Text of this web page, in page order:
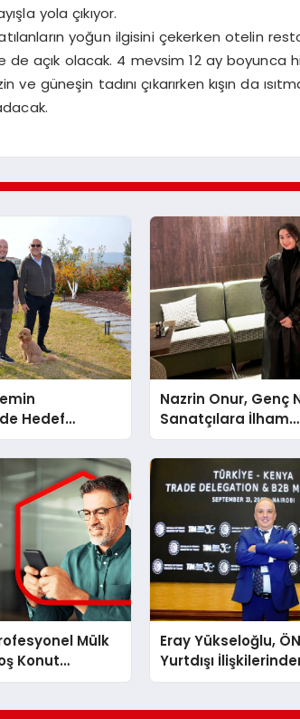
yola çıkıyor.
yoğun ilgisini çekerken otelin
de açık olacak. 4 mevsim 12 ay boyunca
güneşin tadını çıkarırken kışın da
Hedef
Nazrin Onur, Genç
Sanatçılara İlham
Kaynağı Olma
Mülk
Konut
Eray Yükseloğlu,
Yurtdışı
Genel Başkan